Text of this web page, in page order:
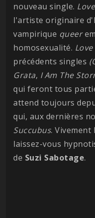
nouveau single.
l'artiste originaire
vampirique queer
homosexualité.
précédents singles
Grata, I Am The
qui feront tous
attend toujours
qui, aux dernières
Succubus. Vivement
laissez-vous
de Suzi Sabotage.